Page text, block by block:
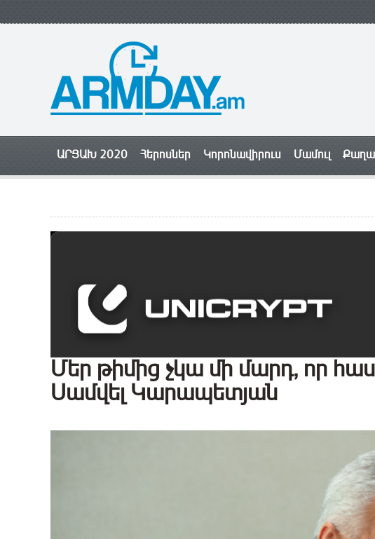
ԱՐՑԱԽ 2020 Հերոսներ Կորոնավիրուս Մամուլ
Մեր թիմից չկա մի մարդ, որ
Սամվել Կարապետյան